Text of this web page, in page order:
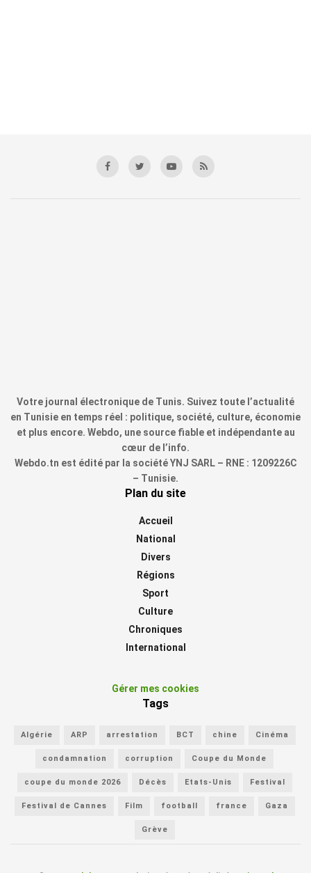
Votre journal électronique de Tunis. Suivez toute l’actualité
en Tunisie en temps réel : politique, société, culture, économie
et plus encore. Webdo, une source fiable et indépendante au
cœur de l’info.
Webdo.tn est édité par la société YNJ SARL – RNE : 1209226C
– Tunisie.
Plan du site
Accueil
National
Divers
Régions
Sport
Culture
Chroniques
International
Gérer mes cookies
Tags
Algérie ARP arrestation BCT chine Cinéma
condamnation corruption Coupe du Monde
coupe du monde 2026 Décès Etats-Unis Festival
Festival de Cannes Film football france Gaza
Grève